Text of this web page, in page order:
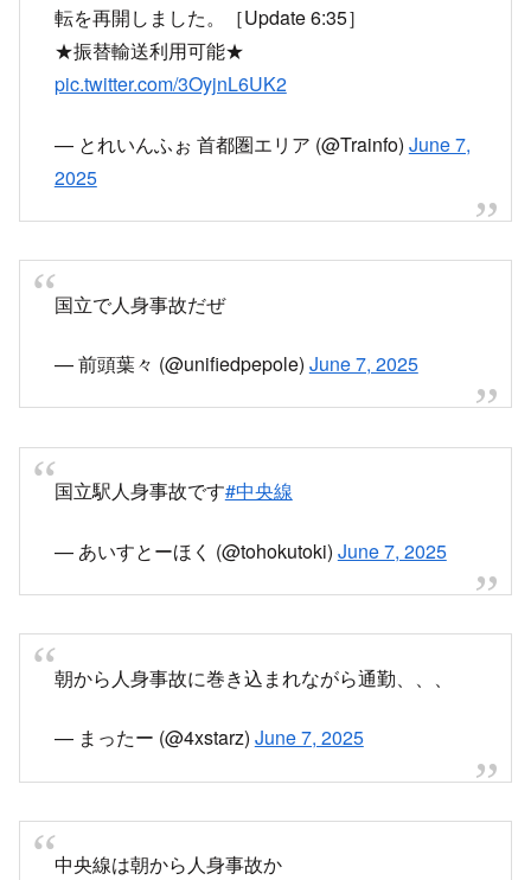
転を再開しました。［Update 6:35］
★振替輸送利用可能★
pic.twitter.com/3OyjnL6UK2
— とれいんふぉ 首都圏エリア (@Trainfo) June 7,
2025
国立で人身事故だぜ
— 前頭葉々 (@unifiedpepole) June 7, 2025
国立駅人身事故です#中央線
— あいすとーほく (@tohokutoki) June 7, 2025
朝から人身事故に巻き込まれながら通勤、、、
— まったー (@4xstarz) June 7, 2025
中央線は朝から人身事故か